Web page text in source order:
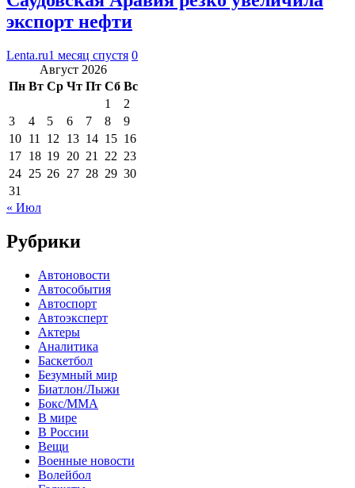
экспорт нефти
Lenta.ru1 месяц спустя 0
Август 2026
Пн Вт Ср Чт Пт Сб Вс
1
2
3
4 5 6 7 8
9
10 11 12 13 14 15 16
17 18 19 20 21 22 23
24 25 26 27 28 29 30
31
« Июл
Рубрики
Автоновости
Автособытия
Автоспорт
Автоэксперт
Актеры
Аналитика
Баскетбол
Безумный мир
Биатлон/Лыжи
Бокс/MMA
В мире
В России
Вещи
Военные новости
Волейбол